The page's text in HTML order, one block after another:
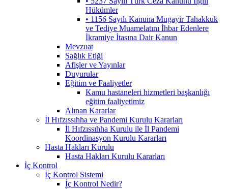
Hükümler
• 1156 Sayılı Kanuna Mugayir Tahakkuk
ve Tediye Muamelatını İhbar Edenlere
İkramiye İtasına Dair Kanun
Mevzuat
Sağlık Etiği
Afişler ve Yayınlar
Duyurular
Eğitim ve Faaliyetler
Kamu hastaneleri hizmetleri başkanlığı
eğitim faaliyetimiz
Alınan Kararlar
İl Hıfzıssıhha ve Pandemi Kurulu Kararları
İl Hıfzıssıhha Kurulu ile İl Pandemi
Koordinasyon Kurulu Kararları
Hasta Hakları Kurulu
Hasta Hakları Kurulu Kararları
İç Kontrol
İç Kontrol Sistemi
İç Kontrol Nedir?